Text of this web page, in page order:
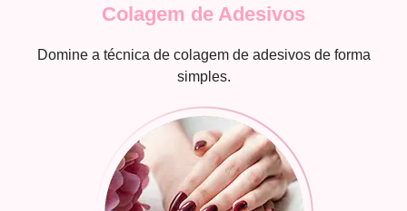
Colagem de Adesivos
Domine a técnica de colagem de adesivos de forma
simples.